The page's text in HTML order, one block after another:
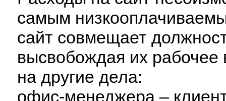
самым
сайт совмещает
высвобождая их рабочее
на другие дела:
офис-менеджера –